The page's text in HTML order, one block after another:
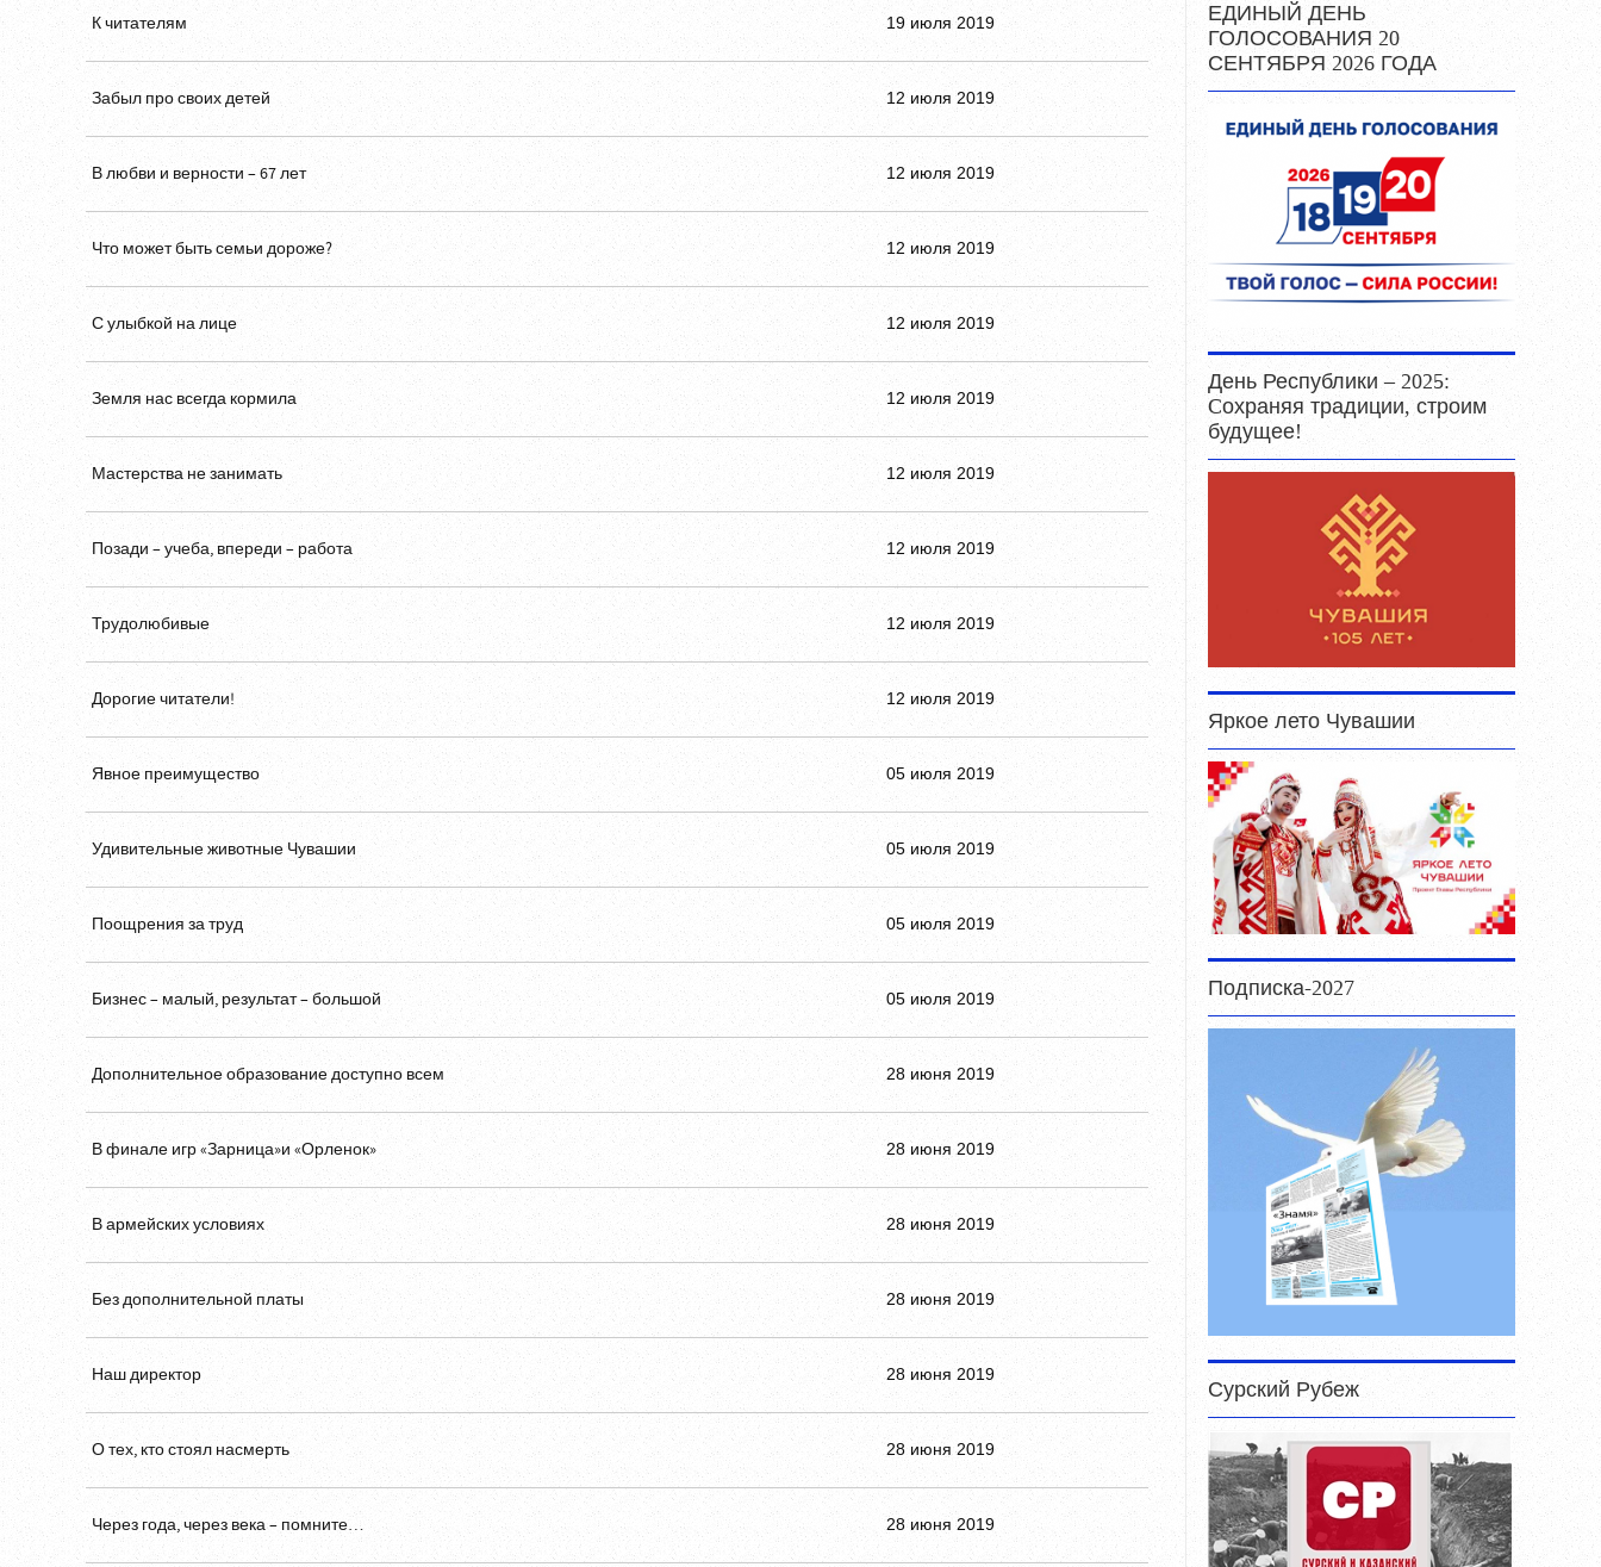
К читателям 19 июля 2019
Забыл про своих детей 12 июля 2019
В любви и верности – 67 лет 12 июля 2019
Что может быть семьи дороже? 12 июля 2019
С улыбкой на лице 12 июля 2019
Земля нас всегда кормила 12 июля 2019
Мастерства не занимать 12 июля 2019
Позади – учеба, впереди – работа 12 июля 2019
Трудолюбивые 12 июля 2019
Дорогие читатели! 12 июля 2019
Явное преимущество 05 июля 2019
Удивительные животные Чувашии 05 июля 2019
Поощрения за труд 05 июля 2019
Бизнес – малый, результат – большой 05 июля 2019
Дополнительное образование доступно всем 28 июня 2019
В финале игр «Зарница»и «Орленок» 28 июня 2019
В армейских условиях 28 июня 2019
Без дополнительной платы 28 июня 2019
Наш директор 28 июня 2019
О тех, кто стоял насмерть 28 июня 2019
Через года, через века – помните… 28 июня 2019
ЕДИНЫЙ ДЕНЬ
ГОЛОСОВАНИЯ 20
СЕНТЯБРЯ 2026 ГОДА
День Республики – 2025:
Cохраняя традиции, строим
будущее!
Яркое лето Чувашии
Подписка-2027
Сурский Рубеж